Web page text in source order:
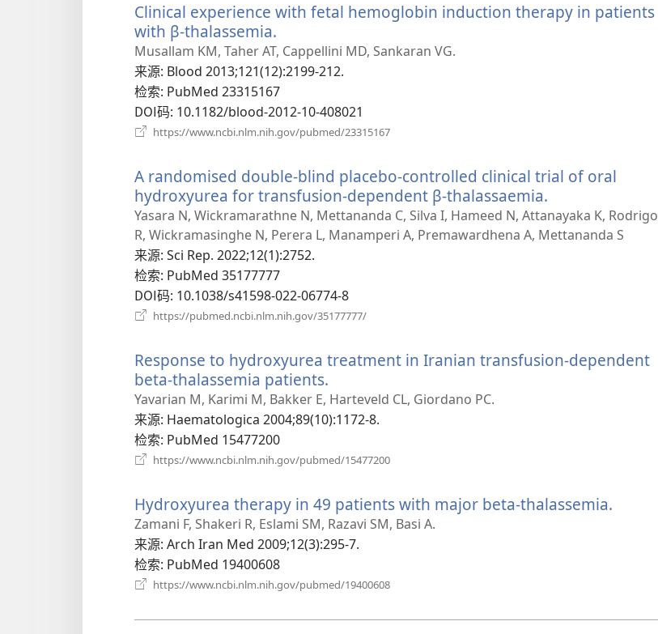
窗
口）
Clinical experience with fetal hemoglobin induction therapy in patients
with β-thalassemia.
开
新
窗
口）
Musallam KM, Taher AT, Cappellini MD, Sankaran VG.
来源‎: Blood 2013;121(12):2199-212.
检索‎: PubMed 23315167
DOI码‎: 10.1182/blood-2012-10-408021
https://www.ncbi.nlm.nih.gov/pubmed/23315167
窗
口）
A randomised double-blind placebo-controlled clinical trial of oral
hydroxyurea for transfusion-dependent β-thalassaemia.
开
新
Yasara N, Wickramarathne N, Mettananda C, Silva I, Hameed N, Attanayaka K, Rodrigo
R, Wickramasinghe N, Perera L, Manamperi A, Premawardhena A, Mettananda S
来源‎: Sci Rep. 2022;12(1):2752.
检索‎: PubMed 35177777
DOI码‎: 10.1038/s41598-022-06774-8
https://pubmed.ncbi.nlm.nih.gov/35177777/
窗
Response to hydroxyurea treatment in Iranian transfusion-dependent
beta-thalassemia patients.
开
新
口）
Yavarian M, Karimi M, Bakker E, Harteveld CL, Giordano PC.
来源‎: Haematologica 2004;89(10):1172-8.
检索‎: PubMed 15477200
https://www.ncbi.nlm.nih.gov/pubmed/15477200
窗
口）
Hydroxyurea therapy in 49 patients with major beta-thalassemia.
Zamani F, Shakeri R, Eslami SM, Razavi SM, Basi A.
来源‎: Arch Iran Med 2009;12(3):295-7.
检索‎: PubMed 19400608
https://www.ncbi.nlm.nih.gov/pubmed/19400608